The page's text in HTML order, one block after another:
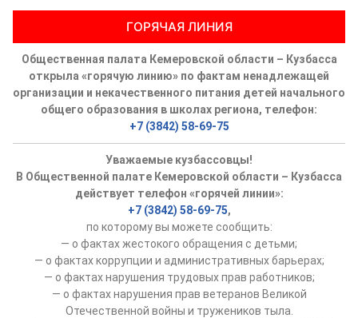
ГОРЯЧАЯ ЛИНИЯ
Общественная палата Кемеровской области – Кузбасса
открыла «горячую линию» по фактам ненадлежащей
организации и некачественного питания детей начального
общего образования в школах региона, телефон:
+7 (3842) 58-69-75
Уважаемые кузбассовцы!
В Общественной палате Кемеровской области – Кузбасса
действует телефон «горячей линии»:
+7 (3842) 58-69-75,
по которому вы можете сообщить:
— о фактах жестокого обращения с детьми;
— о фактах коррупции и административных барьерах;
— о фактах нарушения трудовых прав работников;
— о фактах нарушения прав ветеранов Великой
Отечественной войны и тружеников тыла.